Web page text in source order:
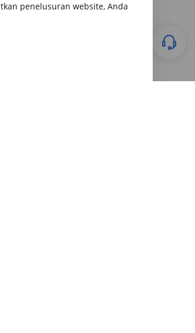
penelusuran website, Anda